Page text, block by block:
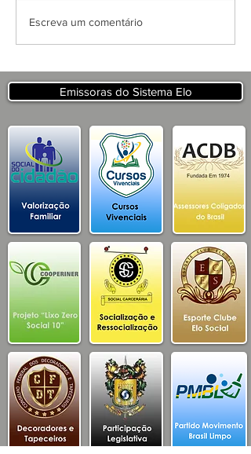
APRESENTAÇÃO DO
TURISMO E
DESENVOLVIMENTO
ECONOMICO PB
Escreva um comentário
Emissoras do Sistema Elo